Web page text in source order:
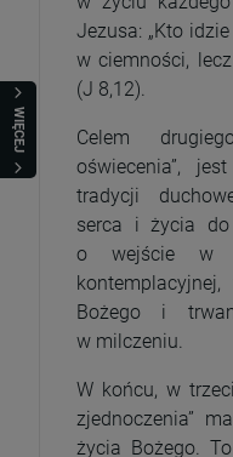
WIĘCEJ
Jezusa: „Kto
w ciemności,
(J 8,12).
Celem
oświecenia”,
tradycji
serca i życia
o wejście w
Bożego i
w milczeniu.
W końcu, w
zjednoczenia”
życia Bożego.